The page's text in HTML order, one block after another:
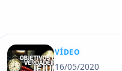
VÍDEO
16/05/2020